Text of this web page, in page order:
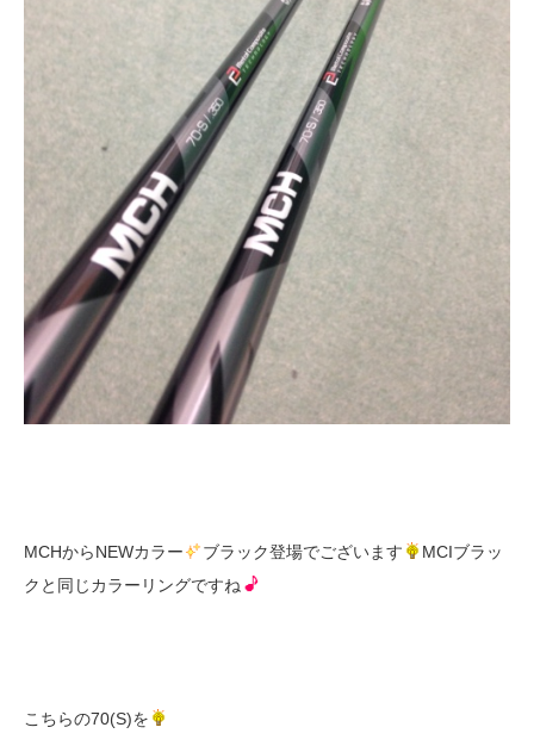
MCHからNEWカラー ブラック登場でございます
MCIブラッ
クと同じカラーリングですね
こちらの70(S)を